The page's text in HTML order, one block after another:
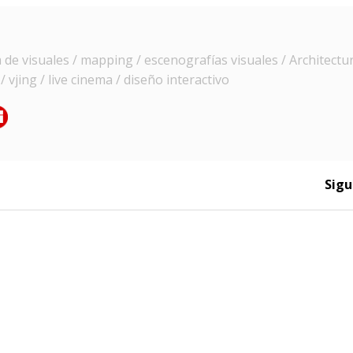
visuales / mapping / escenografías visuales /
vjing / live cinema / diseño interactivo